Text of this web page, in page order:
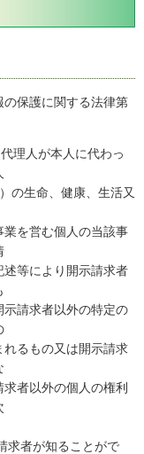
保護に関する法律第
理人が本人に代わっ
生命、健康、生活又
業を営む個人の当該事
等により開示請求者
請求者以外の特定の
るもの又は開示請求
者以外の個人の権利
求者が知ることがで